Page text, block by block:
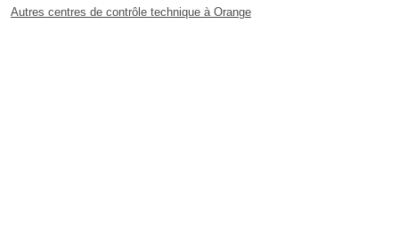
Autres centres de contrôle technique à Orange